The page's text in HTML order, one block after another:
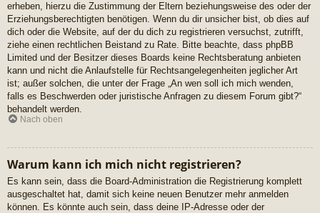
erheben, hierzu die Zustimmung der Eltern beziehungsweise des oder der
Erziehungsberechtigten benötigen. Wenn du dir unsicher bist, ob dies auf
dich oder die Website, auf der du dich zu registrieren versuchst, zutrifft,
ziehe einen rechtlichen Beistand zu Rate. Bitte beachte, dass phpBB
Limited und der Besitzer dieses Boards keine Rechtsberatung anbieten
kann und nicht die Anlaufstelle für Rechtsangelegenheiten jeglicher Art
ist; außer solchen, die unter der Frage „An wen soll ich mich wenden,
falls es Beschwerden oder juristische Anfragen zu diesem Forum gibt?“
behandelt werden.
Nach oben
Warum kann ich mich nicht registrieren?
Es kann sein, dass die Board-Administration die Registrierung komplett
ausgeschaltet hat, damit sich keine neuen Benutzer mehr anmelden
können. Es könnte auch sein, dass deine IP-Adresse oder der